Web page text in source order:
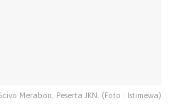
Merabon, Peserta JKN. (Foto : Istimewa)